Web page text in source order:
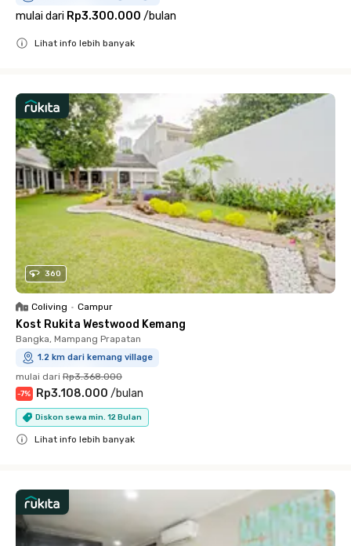
mulai dari Rp3.300.000 /bulan
Lihat info lebih banyak
360
Coliving • Campur
Kost Rukita Westwood Kemang
Bangka, Mampang Prapatan
1.2 km dari kemang village
mulai dari Rp3.368.000
-7% Rp3.108.000 /bulan
Diskon sewa min. 12 Bulan
Lihat info lebih banyak